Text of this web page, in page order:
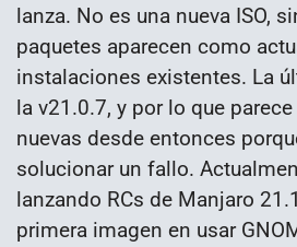
lanza. No es una nueva ISO,
paquetes aparecen como
instalaciones existentes. La
la v21.0.7, y por lo que
nuevas desde entonces
solucionar un fallo.
lanzando RCs de Manjaro
primera imagen en usar